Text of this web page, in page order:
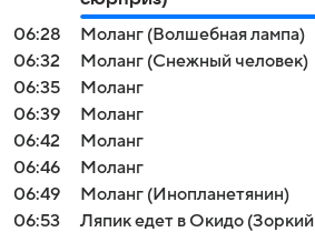
06:28
Моланг (Волшебная лампа)
06:32
Моланг (Снежный человек)
06:35
Моланг
06:39
Моланг
06:42
Моланг
06:46
Моланг
06:49
Моланг (Инопланетянин)
06:53
Ляпик едет в Окидо (Зоркий